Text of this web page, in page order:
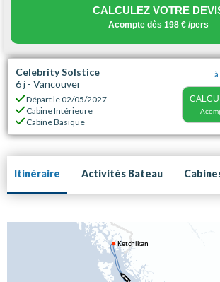
CALCULEZ VOTRE
Acompte dès 198 € /pers
Celebrity Solstice
6 j - Vancouver
Départ le02/05/2027
Cabine Intérieure
Cabine Basique
Itinéraire Activités Bateau